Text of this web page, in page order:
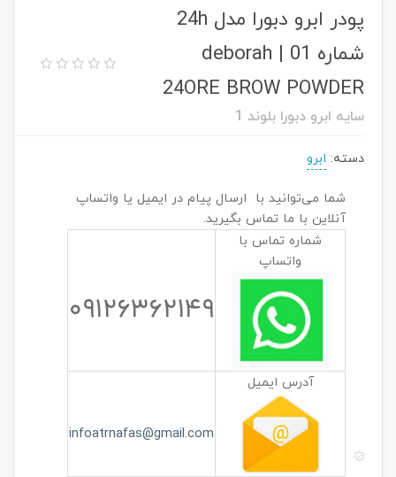
پودر ابرو دبورا مدل 24h
شماره 01 | deborah
24ORE BROW POWDER
سایه ابرو دبورا بلوند 1
دسته: ابرو
شما می‌توانید با ارسال پیام در ایمیل یا واتساپ
آنلاین با ما تماس بگیرید.
شماره تماس با
واتساپ
۰۹۱۲۶۳۶۲۱۴۹
آدرس ایمیل
infoatrnafas@gmail.com